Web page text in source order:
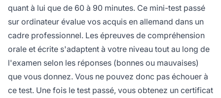
quant à lui que de 60 à 90 minutes. Ce mini-test passé
sur ordinateur évalue vos acquis en allemand dans un
cadre professionnel. Les épreuves de compréhension
orale et écrite s'adaptent à votre niveau tout au long de
l'examen selon les réponses (bonnes ou mauvaises)
que vous donnez. Vous ne pouvez donc pas échouer à
ce test. Une fois le test passé, vous obtenez un certificat